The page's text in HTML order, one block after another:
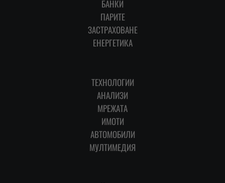
БАНКИ
ПАРИТЕ
ЗАСТРАХОВАНЕ
ЕНЕРГЕТИКА
ТЕХНОЛОГИИ
АНАЛИЗИ
МРЕЖАТА
ИМОТИ
АВТОМОБИЛИ
МУЛТИМЕДИЯ